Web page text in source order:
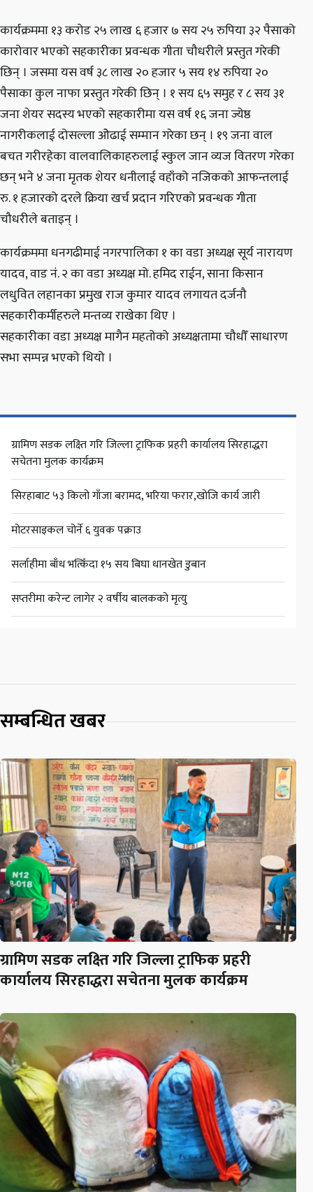
कार्यक्रममा १३ करोड २५ लाख ६ हजार ७ सय २५ रुपिया ३२ पैसाको
कारोवार भएको सहकारीका प्रवन्धक गीता चौधरीले प्रस्तुत गरेकी
छिन् । जसमा यस वर्ष ३८ लाख २० हजार ५ सय १४ रुपिया २०
पैसाका कुल नाफा प्रस्तुत गरेकी छिन् । १ सय ६५ समुह र ८ सय ३१
जना शेयर सदस्य भएको सहकारीमा यस वर्ष १६ जना ज्येष्ठ
नागरीकलाई दोसल्ला ओेढाई सम्मान गरेका छन् । १९ जना वाल
बचत गरीरहेका वालवालिकाहरुलाई स्कुल जान व्यज वितरण गरेका
छन् भने ४ जना मृतक शेयर धनीलाई वहाँको नजिकको आफन्तलाई
रु. १ हजारको दरले क्रिया खर्च प्रदान गरिएको प्रवन्धक गीता
चौधरीले बताइन् ।
कार्यक्रममा धनगढीमाई नगरपालिका १ का वडा अध्यक्ष सूर्य नारायण
यादव, वाड नंं. २ का वडा अध्यक्ष मो. हमिद राईन, साना किसान
लधुवित लहानका प्रमुख राज कुमार यादव लगायत दर्जनौ
सहकारीकर्मीहरुले मन्तव्य राखेका थिए ।
सहकारीका वडा अध्यक्ष मागैन महतोको अध्यक्षतामा चौधौँ साधारण
सभा सम्पन्न भएको थियो ।
ग्रामिण सडक लक्ष्ति गरि जिल्ला ट्राफिक प्रहरी कार्यालय सिरहाद्धरा
सचेतना मुलक कार्यक्रम
सिरहाबाट ५३ किलो गाँजा बरामद, भरिया फरार,खोजि कार्य जारी
मोटरसाइकल चोर्ने ६ युवक पक्राउ
सर्लाहीमा बाँध भत्किँदा १५ सय बिघा धानखेत डुबान
सप्तरीमा करेन्ट लागेर २ वर्षीय बालकको मृत्यु
सम्बन्धित खबर
ग्रामिण सडक लक्ष्ति गरि जिल्ला ट्राफिक प्रहरी
कार्यालय सिरहाद्धरा सचेतना मुलक कार्यक्रम